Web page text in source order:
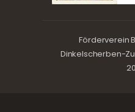
Förderverein
Dinkelscherben-